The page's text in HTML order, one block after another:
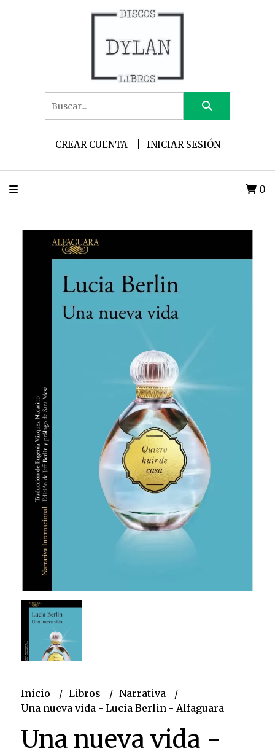
CREAR CUENTA INICIAR SESIÓN
0
Inicio Libros
Narrativa
Una nueva vida - Lucia Berlin - Alfaguara
Una nueva vida -